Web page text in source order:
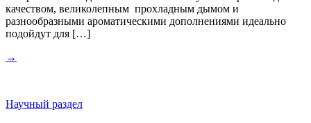
качеством, великолепным прохладным дымом и
разнообразными ароматическими дополнениями идеально
подойдут для […]
→
Научный раздел